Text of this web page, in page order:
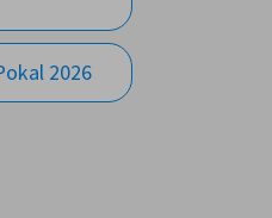
2026